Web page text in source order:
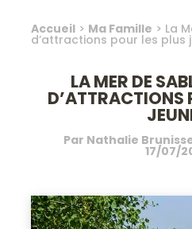
Accueil > Ma Famille > La
d’attractions pour les plus
LA MER DE
D’ATTRACTIONS
Par Nathalie
17/07/